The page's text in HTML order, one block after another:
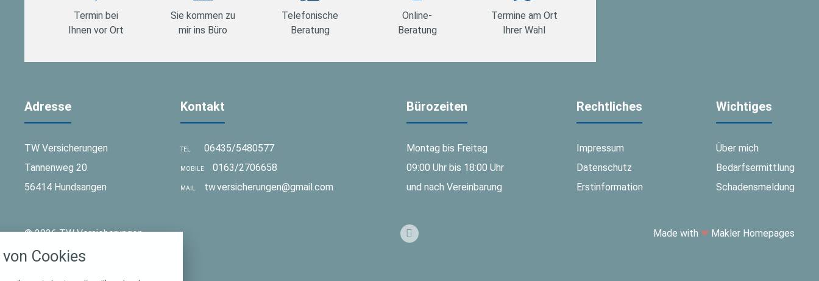
Termin bei
Ihnen vor Ort
Sie kommen zu
mir ins Büro
Telefonische
Beratung
Online-
Beratung
Termine am Ort
Ihrer Wahl
Adresse
TW Versicherungen
Tannenweg 20
56414 Hundsangen
Kontakt
TEL 06435/5480577
MOBILE 0163/2706658
MAIL tw.versicherungen@gmail.com
Bürozeiten
Montag bis Freitag
09:00 Uhr bis 18:00 Uhr
und nach Vereinbarung
Rechtliches
Impressum
Datenschutz
Erstinformation
Wichtiges
Über mich
Bedarfsermittlung
Schadensmeldung
© 2026 TW Versicherungen Made with ❤Makler Homepages
Cookies
akzeptieren oder zu blockieren.